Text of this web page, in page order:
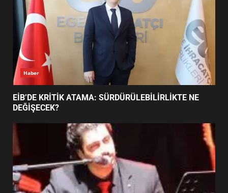
6
BURHANİYE SATRANÇ
TURNUVASI KAYITLARI NEYİ
DEĞİŞTİRİYOR?
BURHANİYE BELEDİYESPOR’DA
YENİ YÖNETİM NASIL
Haber
EİB’DE KRİTİK ATAMA: SÜRDÜRÜLEBİLİRLİKTE NE
DEĞİŞECEK?